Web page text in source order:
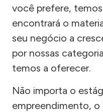
você prefere,
encontrará o
seu negócio a
por nossas
temos a oferecer.
Não importa o
empreendimento, o